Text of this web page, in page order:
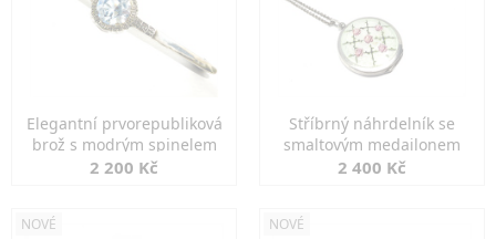
Elegantní prvorepubliková
brož s modrým spinelem
2 200 Kč
Stříbrný náhrdelník se
smaltovým medailonem
2 400 Kč
NOVÉ NOVÉ